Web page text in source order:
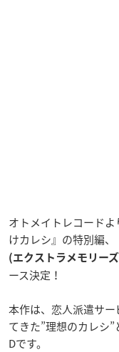
オトメイトレコード
けカレシ』の特別編、
(エクストラメモリーズ
ース決定！
本作は、恋人派遣サー
てきた”理想のカレシ
Dです。